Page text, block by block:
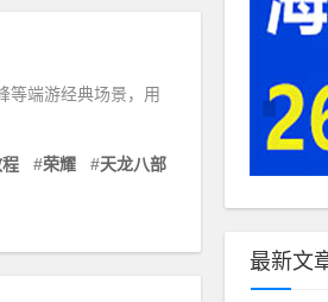
等端游经典场景，用
#荣耀 #天龙八部
最新文